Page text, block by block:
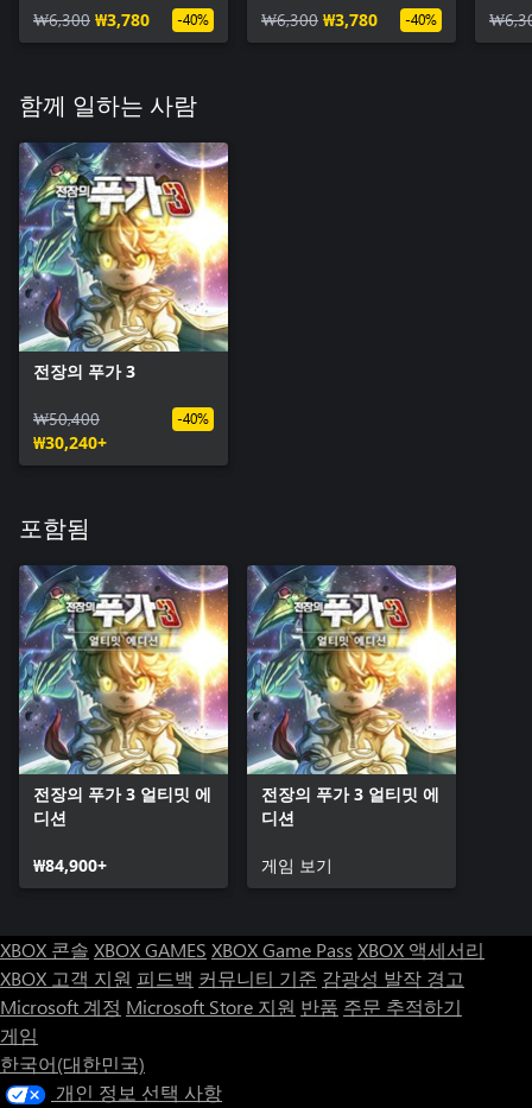
₩6,300 ₩3,780 -40% ₩6,300 ₩3,780 -40%
함께 일하는 사람
전장의 푸가 3
₩50,400
₩30,240+
-40%
포함됨
전장의 푸가 3 얼티밋 에
디션
₩84,900+
전장의 푸가 3 얼티밋 에
디션
게임 보기
XBOX 콘솔 XBOX GAMES XBOX Game Pass XBOX 액세서리
XBOX 고객 지원 피드백 커뮤니티 기준 감광성 발작 경고
Microsoft 계정 Microsoft Store 지원 반품 주문 추적하기
게임
한국어(대한민국)
개인 정보 선택 사항